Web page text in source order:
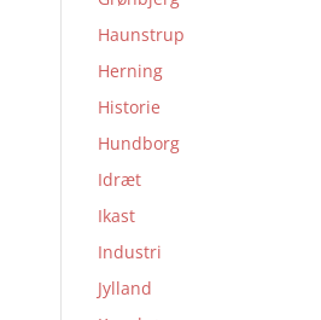
Haunstrup
Herning
Historie
Hundborg
Idræt
Ikast
Industri
Jylland